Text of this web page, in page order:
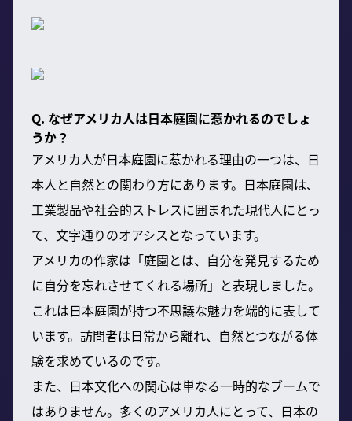
Q. なぜアメリカ人は日本庭園に惹かれるのでしょ
うか？
アメリカ人が日本庭園に惹かれる理由の一つは、日
本人と自然との関わり方にあります。日本庭園は、
工業製品や社会的ストレスに囲まれた現代人にとっ
て、文字通りのオアシスとなっています。
アメリカの作家は「庭園とは、自分を発見するため
に自分を忘れさせてくれる場所」と表現しました。
これは日本庭園が持つ不思議な魅力を端的に表して
います。訪問者は日常から離れ、自然とつながる体
験を求めているのです。
また、日本文化への関心は単なる一時的なブームで
はありません。多くのアメリカ人にとって、日本の